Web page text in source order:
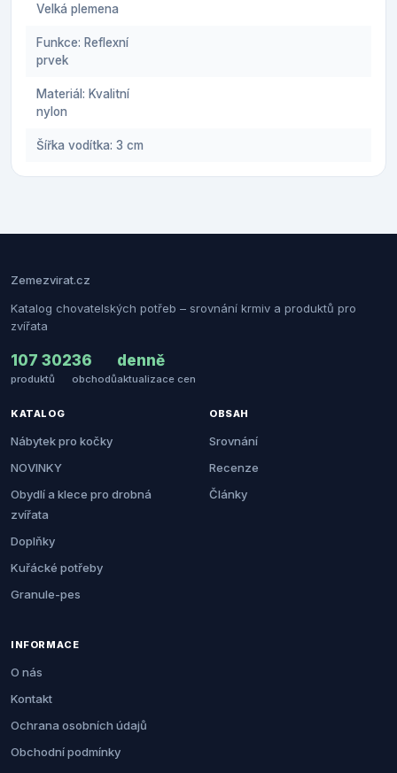
Velká plemena
Funkce: Reflexní
prvek
Materiál: Kvalitní
nylon
Šířka vodítka: 3 cm
Zemezvirat.cz
Katalog chovatelských potřeb – srovnání krmiv a produktů pro
zvířata
107 302
produktů
36
obchodů
denně
aktualizace cen
KATALOG
Nábytek pro kočky
NOVINKY
Obydlí a klece pro drobná
zvířata
Doplňky
Kuřácké potřeby
Granule-pes
OBSAH
Srovnání
Recenze
Články
INFORMACE
O nás
Kontakt
Ochrana osobních údajů
Obchodní podmínky